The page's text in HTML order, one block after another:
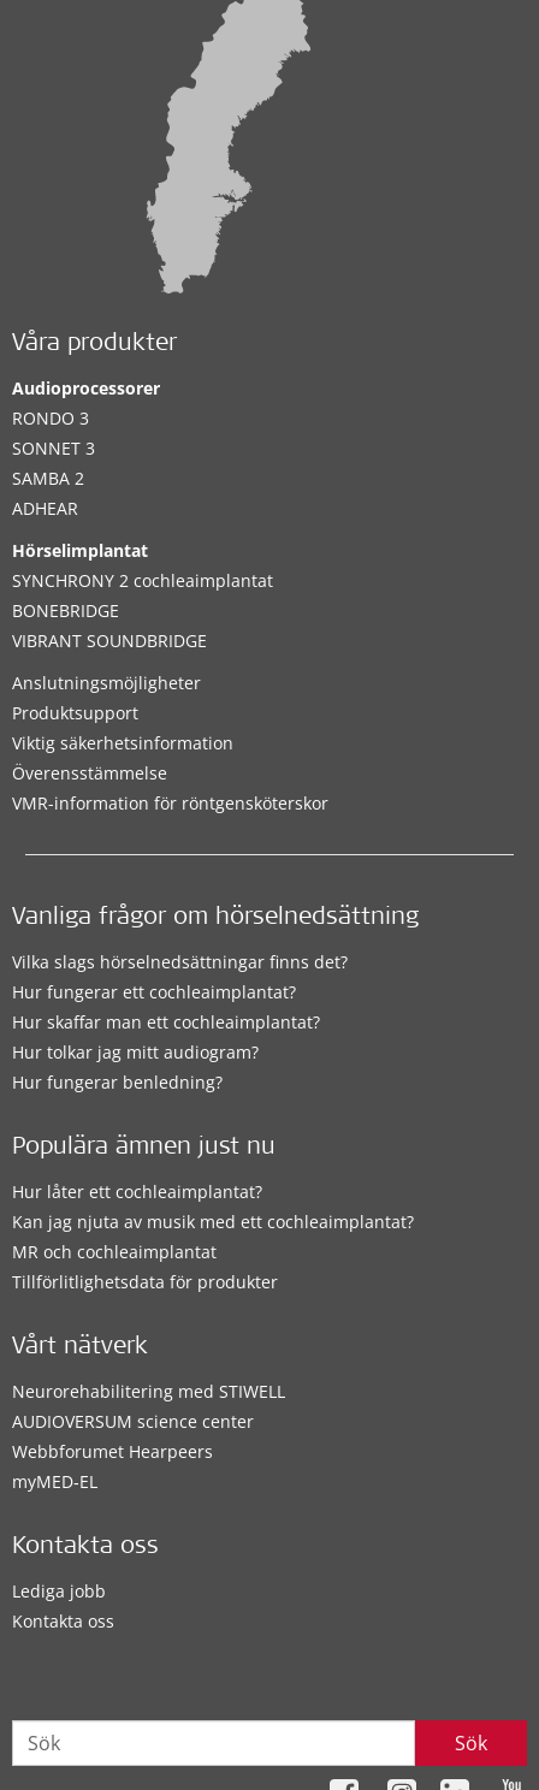
Våra produkter
Audioprocessorer
RONDO 3
SONNET 3
SAMBA 2
ADHEAR
Hörselimplantat
SYNCHRONY 2 cochleaimplantat
BONEBRIDGE
VIBRANT SOUNDBRIDGE
Anslutningsmöjligheter
Produktsupport
Viktig säkerhetsinformation
Överensstämmelse
VMR-information för röntgensköterskor
Vanliga frågor om hörselnedsättning
Vilka slags hörselnedsättningar finns det?
Hur fungerar ett cochleaimplantat?
Hur skaffar man ett cochleaimplantat?
Hur tolkar jag mitt audiogram?
Hur fungerar benledning?
Populära ämnen just nu
Hur låter ett cochleaimplantat?
Kan jag njuta av musik med ett cochleaimplantat?
MR och cochleaimplantat
Tillförlitlighetsdata för produkter
Vårt nätverk
Neurorehabilitering med STIWELL
AUDIOVERSUM science center
Webbforumet Hearpeers
myMED‑EL
Kontakta oss
Lediga jobb
Kontakta oss
Sök